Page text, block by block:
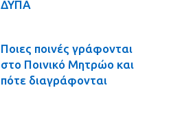
ΔΥΠΑ
Ποιες ποινές γράφονται
στο Ποινικό Μητρώο και
πότε διαγράφονται